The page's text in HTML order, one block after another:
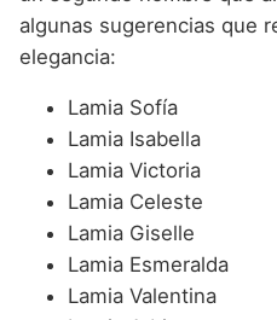
algunas sugerencias que
elegancia:
Lamia Sofía
Lamia Isabella
Lamia Victoria
Lamia Celeste
Lamia Giselle
Lamia Esmeralda
Lamia Valentina